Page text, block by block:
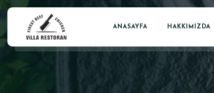
ANASAYFA HAKKIMIZDA